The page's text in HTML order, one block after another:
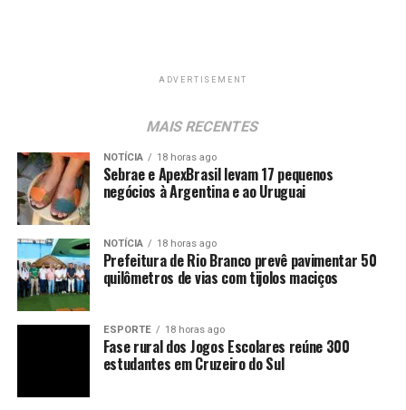
ADVERTISEMENT
MAIS RECENTES
NOTÍCIA 18 horas ago
Sebrae e ApexBrasil levam 17 pequenos
negócios à Argentina e ao Uruguai
NOTÍCIA 18 horas ago
Prefeitura de Rio Branco prevê pavimentar 50
quilômetros de vias com tijolos maciços
ESPORTE 18 horas ago
Fase rural dos Jogos Escolares reúne 300
estudantes em Cruzeiro do Sul